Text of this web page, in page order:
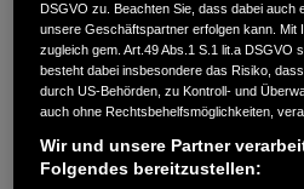
Verkauf /
05382/5001
E-Mail
DSGVO zu. Beachten Sie, dass dabei auch
unsere Geschäftspartner erfolgen kann. Mit
zugleich gem. Art.49 Abs.1 S.1 lit.a DSGVO
besteht dabei insbesondere das Risiko,
durch US-Behörden, zu Kontroll- und
auch ohne Rechtsbehelfsmöglichkeiten,
Wir und unsere Partner
Folgendes bereitzustellen: